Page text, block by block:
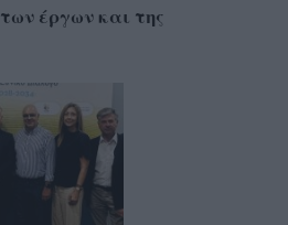
έργων και της